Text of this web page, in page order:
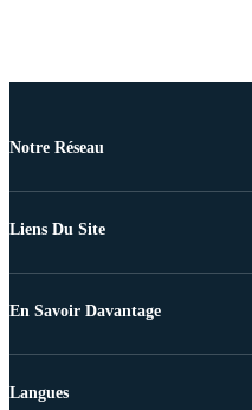
Notre Réseau
Liens Du Site
En Savoir Davantage
Langues